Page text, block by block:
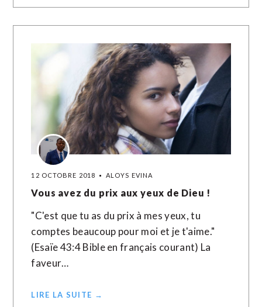
12 OCTOBRE 2018 ALOYS EVINA
Vous avez du prix aux yeux de Dieu !
"C'est que tu as du prix à mes yeux, tu
comptes beaucoup pour moi et je t'aime."
(Esaïe 43:4 Bible en français courant) La
faveur…
LIRE LA SUITE →